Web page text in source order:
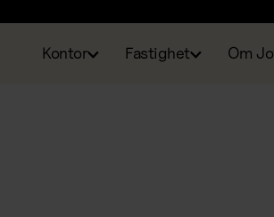
Kontor Fastighet Om